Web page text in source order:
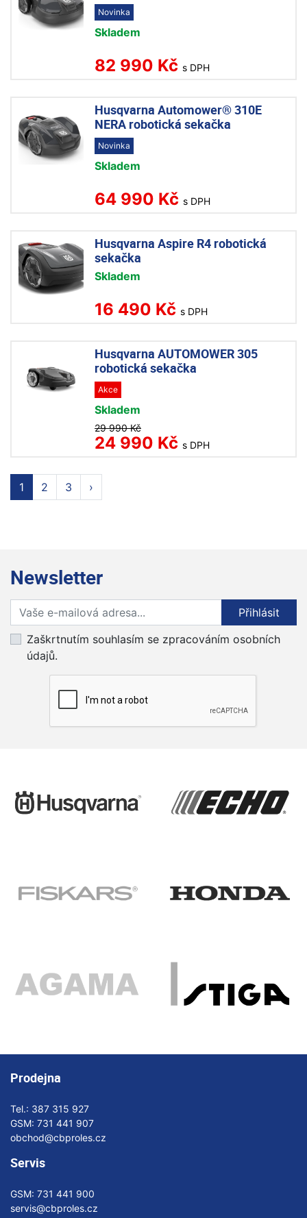
Novinka
Skladem
82 990 Kč s DPH
Husqvarna Automower® 310E
NERA robotická sekačka
Novinka
Skladem
64 990 Kč s DPH
Husqvarna Aspire R4 robotická
sekačka
Skladem
16 490 Kč s DPH
Husqvarna AUTOMOWER 305
robotická sekačka
Akce
Skladem
29 990 Kč
24 990 Kč s DPH
1 2 3 ›
Newsletter
Přihlaste se k odběru novinek
Přihlásit
Zaškrtnutím souhlasím se zpracováním osobních
údajů.
Prodejna
Tel.: 387 315 927
GSM: 731 441 907
obchod@cbproles.cz
Servis
GSM: 731 441 900
servis@cbproles.cz